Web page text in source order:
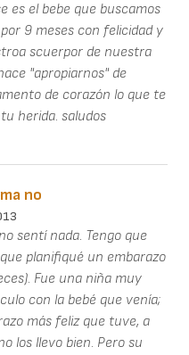
es el bebe que buscamos
9 meses con felicidad y
scuerpor de nuestra
"apropiarnos" de
de corazón lo que te
herida. saludos
no
sentí nada. Tengo que
planifiqué un embarazo
Fue una niña muy
con la bebé que venía;
más feliz que tuve, a
los llevo bien. Pero su